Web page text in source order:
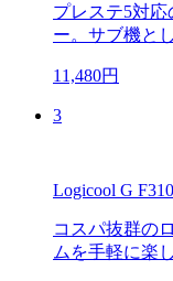
プレステ5対
ー。サブ機と
11,480円
3
Logicool G
コスパ抜群の
ムを手軽に楽